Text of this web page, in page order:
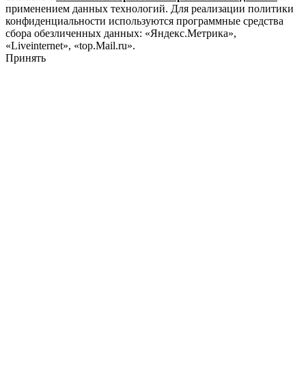
применением данных технологий. Для реализации политики
конфиденциальности используются программные средства
сбора обезличенных данных: «Яндекс.Метрика»,
«Liveinternet», «top.Mail.ru».
Принять